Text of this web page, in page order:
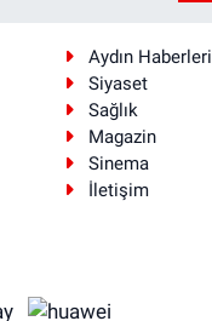
Aydın Haberleri
Siyaset
Sağlık
Magazin
Sinema
İletişim